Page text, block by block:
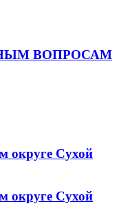
ВОПРОСАМ
округе Сухой
округе Сухой